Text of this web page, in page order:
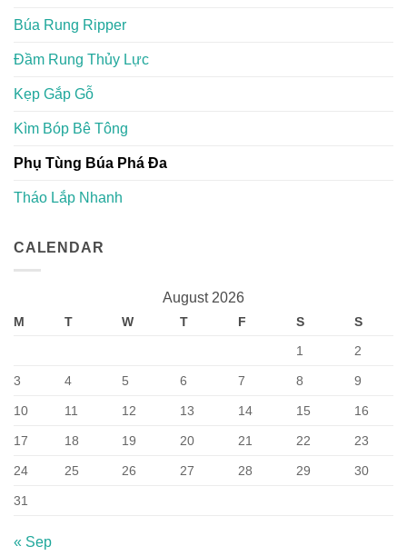
Búa Rung Ripper
Đầm Rung Thủy Lực
Kẹp Gắp Gỗ
Kìm Bóp Bê Tông
Phụ Tùng Búa Phá Đa
Tháo Lắp Nhanh
CALENDAR
August 2026
M T W T F S
S
1
2
3 4 5 6 7 8 9
10 11 12 13 14 15 16
17 18 19 20 21 22 23
24 25 26 27 28 29 30
31
« Sep